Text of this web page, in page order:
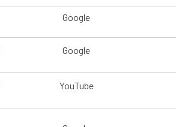
Google
Google
YouTube